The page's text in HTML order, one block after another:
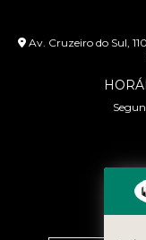
Av. Cruzeiro do Sul,